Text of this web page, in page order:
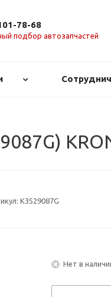
78-68
подбор автозапчастей
K3529087G
Нет в